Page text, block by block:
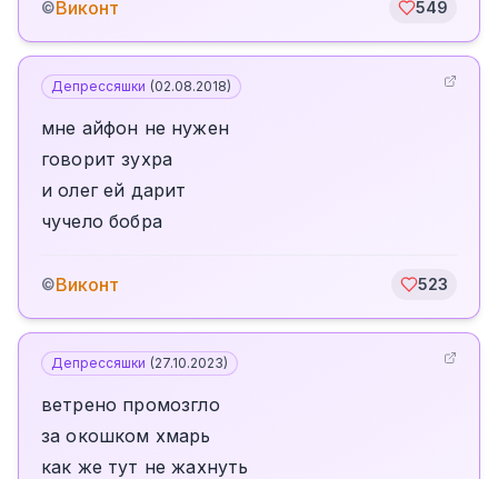
©Виконт 549
Депрессяшки (02.08.2018)
мне айфон не нужен
говорит зухра
и олег ей дарит
чучело бобра
©Виконт 523
Депрессяшки (27.10.2023)
ветрено промозгло
за окошком хмарь
как же тут не жахнуть